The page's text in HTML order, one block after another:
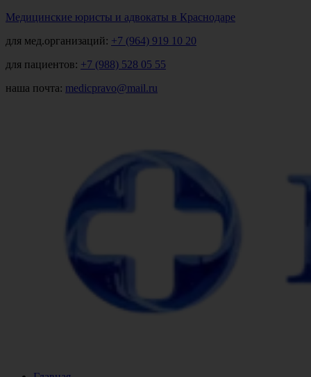
Медицинские юристы и адвокаты в Краснодаре
для мед.организаций: +7 (964) 919 10 20
для пациентов: +7 (988) 528 05 55
наша почта: medicpravo@mail.ru